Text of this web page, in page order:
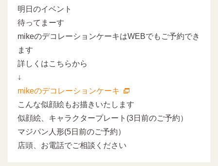
明日のイベント
待ってまーす
mikeのデコレーションケーキはWEBでもご予約でき
ます
詳しくはこちらから
↓
mikeのデコレーションケーキ
こんな似顔絵もお描きいたします
似顔絵、キャラクタープレート(3日前のご予約）
マジパン人形(5日前のご予約）
店頭、お電話でご相談ください